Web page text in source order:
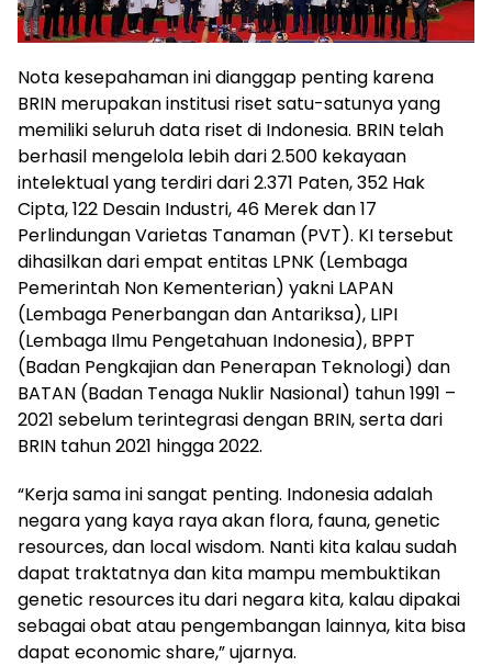
Nota kesepahaman ini dianggap penting karena
BRIN merupakan institusi riset satu-satunya yang
memiliki seluruh data riset di Indonesia. BRIN telah
berhasil mengelola lebih dari 2.500 kekayaan
intelektual yang terdiri dari 2.371 Paten, 352 Hak
Cipta, 122 Desain Industri, 46 Merek dan 17
Perlindungan Varietas Tanaman (PVT). KI tersebut
dihasilkan dari empat entitas LPNK (Lembaga
Pemerintah Non Kementerian) yakni LAPAN
(Lembaga Penerbangan dan Antariksa), LIPI
(Lembaga Ilmu Pengetahuan Indonesia), BPPT
(Badan Pengkajian dan Penerapan Teknologi) dan
BATAN (Badan Tenaga Nuklir Nasional) tahun 1991 –
2021 sebelum terintegrasi dengan BRIN, serta dari
BRIN tahun 2021 hingga 2022.
“Kerja sama ini sangat penting. Indonesia adalah
negara yang kaya raya akan flora, fauna, genetic
resources, dan local wisdom. Nanti kita kalau sudah
dapat traktatnya dan kita mampu membuktikan
genetic resources itu dari negara kita, kalau dipakai
sebagai obat atau pengembangan lainnya, kita bisa
dapat economic share,” ujarnya.